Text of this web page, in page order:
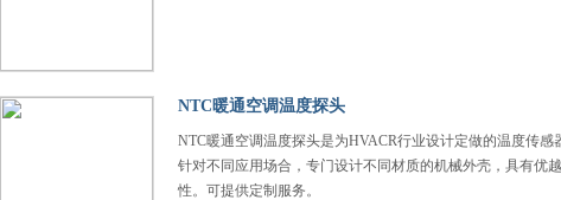
NTC暖通空调温度探头
NTC暖通空调温度探头是为HVACR行业设计定做的温度传感
针对不同应用场合，专门设计不同材质的机械外壳，具有优
性。可提供定制服务。